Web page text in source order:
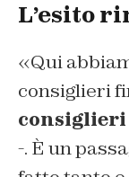
L’esito
«Qui
consiglieri
consiglieri
-. È un